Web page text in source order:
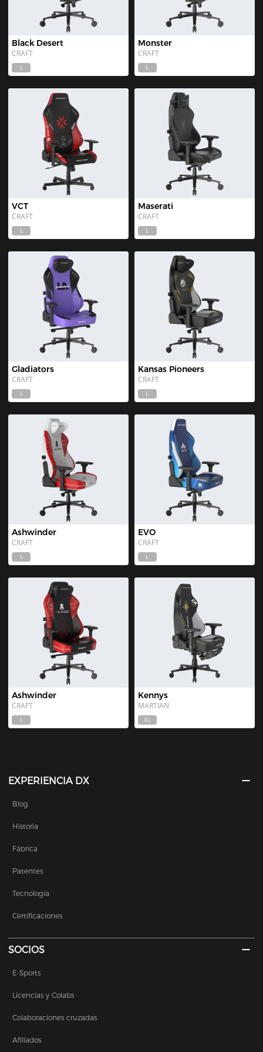
Black Desert
CRAFT
L
Monster
CRAFT
L
VCT
CRAFT
L
Maserati
CRAFT
L
Gladiators
CRAFT
L
Kansas Pioneers
CRAFT
L
Ashwinder
CRAFT
L
EVO
CRAFT
L
Ashwinder
CRAFT
L
Kennys
MARTIAN
XL
EXPERIENCIA DX
Blog
Historia
Fábrica
Patentes
Tecnología
Certificaciones
SOCIOS
E-Sports
Licencias y Colabs
Colaboraciones cruzadas
Afiliados